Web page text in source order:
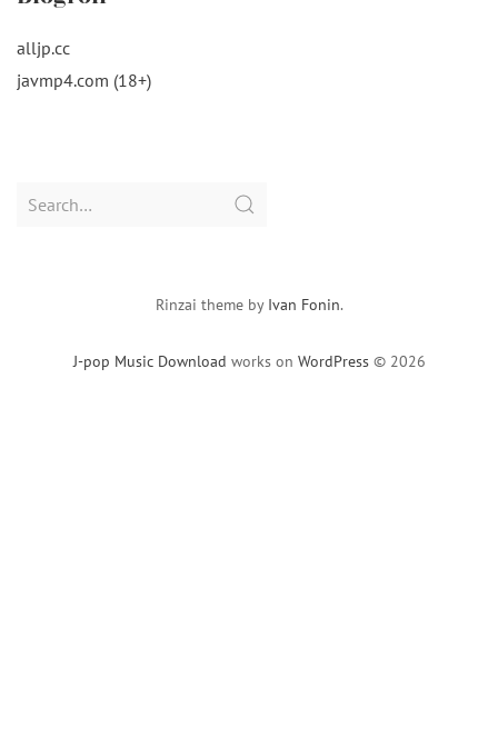
alljp.cc
javmp4.com (18+)
Search
J-pop Music Download works on WordPress © 2026
Rinzai theme by Ivan Fonin.